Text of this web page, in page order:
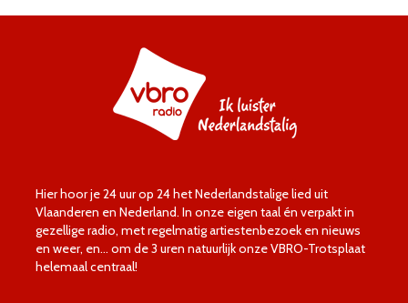
Hier hoor je 24 uur op 24 het Nederlandstalige lied uit
Vlaanderen en Nederland. In onze eigen taal én verpakt in
gezellige radio, met regelmatig artiestenbezoek en nieuws
en weer, en… om de 3 uren natuurlijk onze VBRO-Trotsplaat
helemaal centraal!